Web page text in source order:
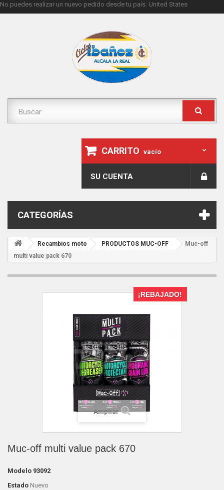
No puedes realizar un nuevo pedido desde tu país. United States
CARRITO vacío
SU CUENTA
CATEGORÍAS
Recambios moto PRODUCTOS MUC-OFF
Muc-off
multi value pack 670
¡REBAJADO!
Ampliar
Muc-off multi value pack 670
Modelo 93092
Estado Nuevo